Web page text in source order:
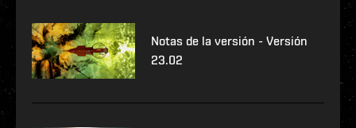
Notas de la versión - Versión
23.02